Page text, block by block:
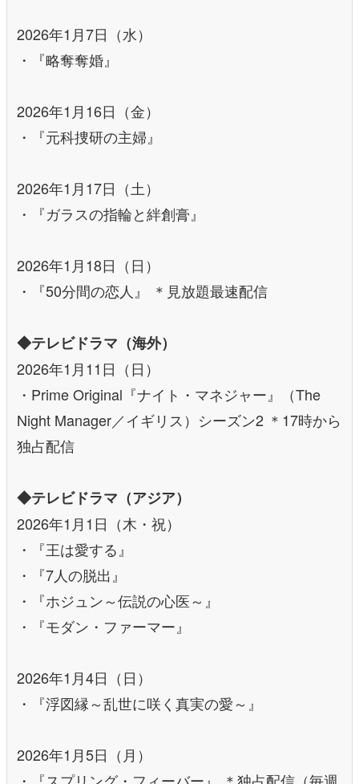
2026年1月7日（水）
・『略奪奪婚』
2026年1月16日（金）
・『元科捜研の主婦』
2026年1月17日（土）
・『ガラスの指輪と絆創膏』
2026年1月18日（日）
・『50分間の恋人』 ＊見放題最速配信
◆テレビドラマ（海外）
2026年1月11日（日）
・Prime Original『ナイト・マネジャー』（The
Night Manager／イギリス）シーズン2 ＊17時から
独占配信
◆テレビドラマ（アジア）
2026年1月1日（木・祝）
・『王は愛する』
・『7人の脱出』
・『ホジュン～伝説の心医～』
・『モダン・ファーマー』
2026年1月4日（日）
・『浮図縁～乱世に咲く真実の愛～』
2026年1月5日（月）